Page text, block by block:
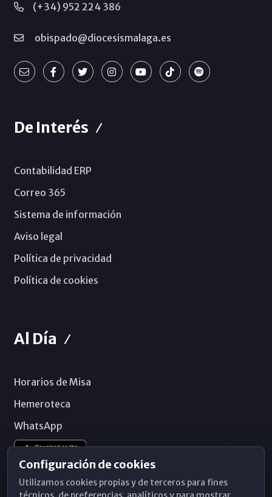
(+34) 952 224 386
obispado@diocesismalaga.es
De Interés
Contabilidad ERP
Correo 365
Sistema de información
Aviso legal
Política de privacidad
Política de cookies
Al Día
Horarios de Misa
Hemeroteca
WhatsApp
Configuración de cookies
Utilizamos cookies propias y de terceros para fines